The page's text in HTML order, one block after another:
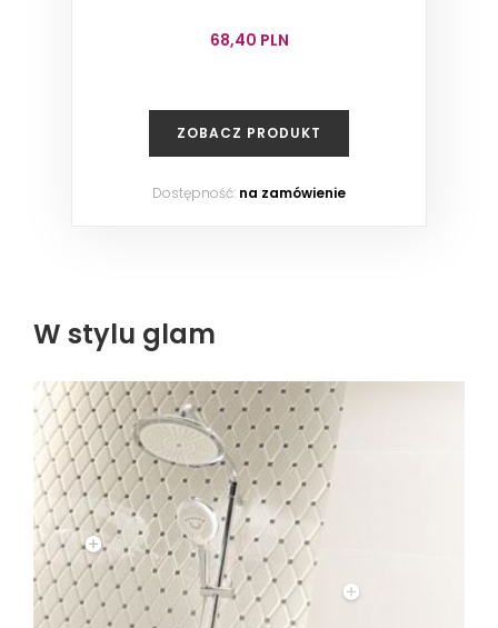
68,40 PLN
ZOBACZ PRODUKT
Dostępność: na zamówienie
W stylu glam